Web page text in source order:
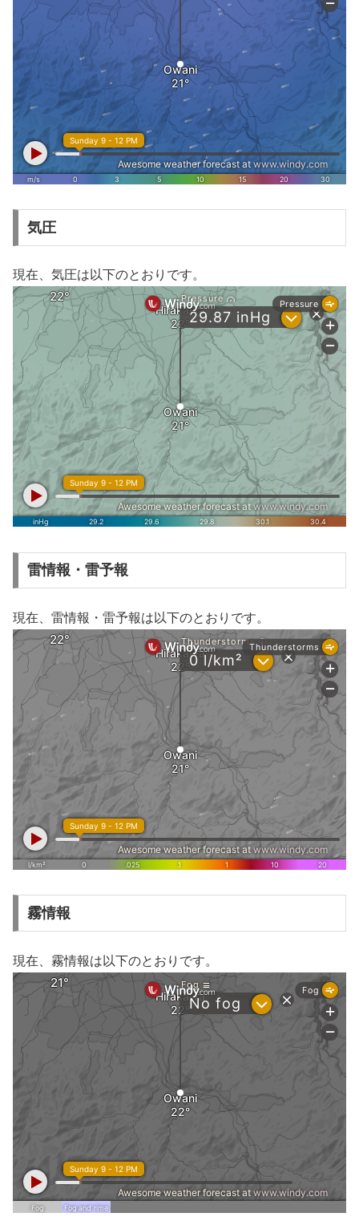
気圧
現在、気圧は以下のとおりです。
雷情報・雷予報
現在、雷情報・雷予報は以下のとおりです。
霧情報
現在、霧情報は以下のとおりです。